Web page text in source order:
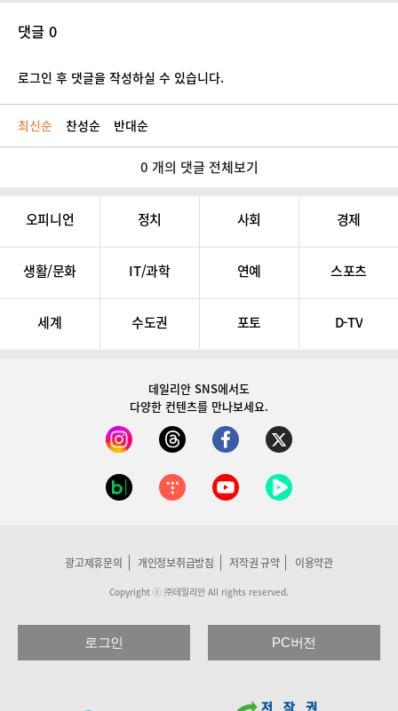
댓글 0
로그인 후 댓글을 작성하실 수 있습니다.
최신순 찬성순 반대순
0 개의 댓글 전체보기
오피니언 정치 사회 경제
생활/문화 IT/과학 연예 스포츠
세계 수도권 포토 D-TV
데일리안 SNS에서도
다양한 컨텐츠를 만나보세요.
광고제휴문의 개인정보취급방침 저작권 규약 이용약관
Copyright ⓒ ㈜데일리안 All rights reserved.
로그인 PC버전